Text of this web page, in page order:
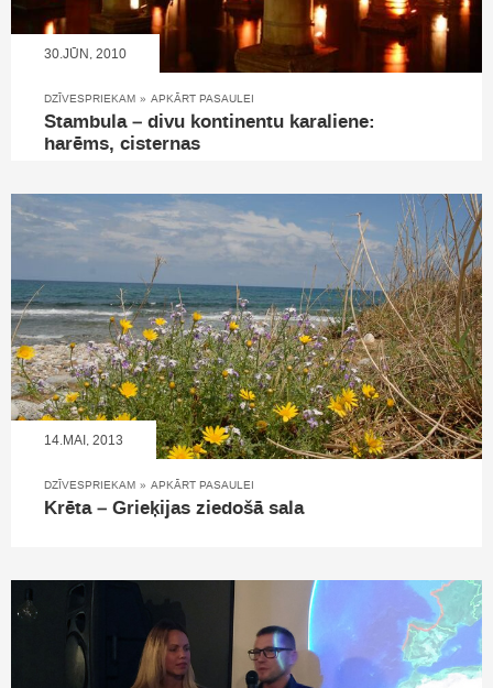
30.JŪN, 2010
DZĪVESPRIEKAM » APKĀRT PASAULEI
Stambula – divu kontinentu karaliene:
harēms, cisternas
14.MAI, 2013
DZĪVESPRIEKAM » APKĀRT PASAULEI
Krēta – Grieķijas ziedošā sala